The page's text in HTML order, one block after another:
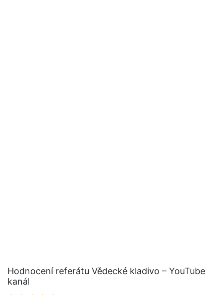
Hodnocení referátu Vědecké kladivo – YouTube
kanál